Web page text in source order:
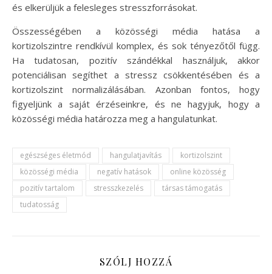
és elkerüljük a felesleges stresszforrásokat.
Összességében a közösségi média hatása a
kortizolszintre rendkívül komplex, és sok tényezőtől függ.
Ha tudatosan, pozitív szándékkal használjuk, akkor
potenciálisan segíthet a stressz csökkentésében és a
kortizolszint normalizálásában. Azonban fontos, hogy
figyeljünk a saját érzéseinkre, és ne hagyjuk, hogy a
közösségi média határozza meg a hangulatunkat.
egészséges életmód hangulatjavítás
kortizolszint
közösségi média
negatív hatások
online közösség
pozitív tartalom
stresszkezelés
társas támogatás
tudatosság
SZÓLJ HOZZÁ